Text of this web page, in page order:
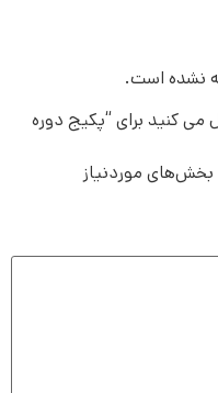
نشده است.
می کنید برای “پکیج دوره
بخش‌های موردنیاز